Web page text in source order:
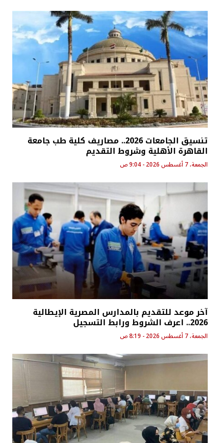
تنسيق الجامعات 2026.. مصاريف كلية طب جامعة
القاهرة الأهلية وشروط التقديم
الجمعة، 7 أغسطس 2026 - 9:04 ص
آخر موعد للتقديم بالمدارس المصرية الإيطالية
2026.. اعرف الشروط ورابط التسجيل
الجمعة، 7 أغسطس 2026 - 8:19 ص